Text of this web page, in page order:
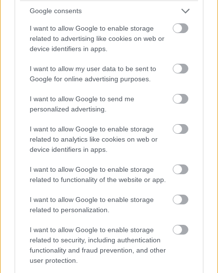
Google consents
I want to allow Google to enable storage
related to advertising like cookies on web or
device identifiers in apps.
I want to allow my user data to be sent to
Google for online advertising purposes.
I want to allow Google to send me
personalized advertising.
I want to allow Google to enable storage
related to analytics like cookies on web or
device identifiers in apps.
I want to allow Google to enable storage
related to functionality of the website or app.
I want to allow Google to enable storage
related to personalization.
I want to allow Google to enable storage
related to security, including authentication
functionality and fraud prevention, and other
user protection.
A JPR szerint a GPU-eladások még a tízéves átlagnál
kiemelte, hogy miközben a közép- és belépőszintű
kártyák ára csökkent, a felső kategóriás modellek
teljesen kifogyott a készletekből a második
negyedévben. Peddie ezt azzal magyarázza, hogy a
várható vámok miatt a vásárlók előrehozták a tervezett
beruházást, megelőzve a borítékolható drágulást.
A helyzetet azonban komoly bizonytalanság árnyékolja
be: a beszállítói láncokat folyamatosan újrakalibrálják,
hogy tompítsák a vámok hatását, miközben a fogyasztók
hosszabb távon keresletcsökkenéshez vezethet, ami
ismét visszavetheti a piacot. Az előrejelzés ennek
megfelelően borúlátó: 2024 és 2028 között a diszkrét
GPU-k éves átlagos növekedési üteme mínusz 5,4
százalék lesz, a teljes bázis pedig 163 millió egységnél
tetőzik majd a ciklus végére.
A CPU-piacon eközben szintén élénkülés látszik: a
desktop processzorok szállítása 21,6 százalékkal nőtt